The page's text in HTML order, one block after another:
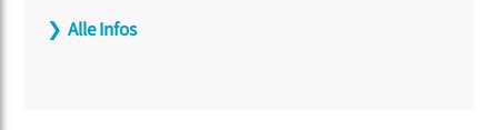
mit renommierten Orchestern und Dirigenten wie
Christopher Hogwood und Jewgenij Swetlanow
❯ Alle Infos